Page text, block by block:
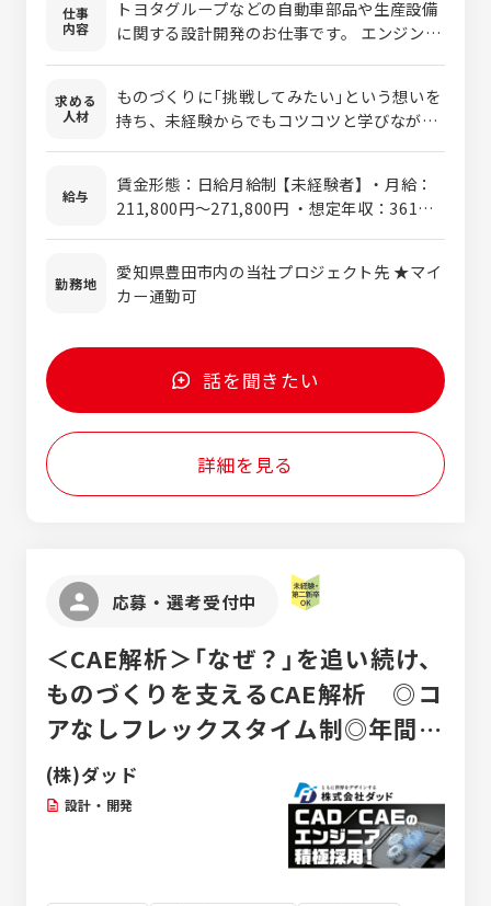
仕事
内容
トヨタグループなどの自動車部品や生産設備
に関する設計開発のお仕事です。 エンジン部
品の加工設備、ボディ溶接設備、部品組付設
備）など、幅広く自動車関連製品・設備の設
計をお任せします。 お客様との仕様打合せか
ら構想設計、詳細設計、部品分解図面の作成
までを一貫して行います。 開発の構想段階
(上流)から担当を任されていることが魅力の
「生産効率を上げたい」「新しい部品を作るた
めの設備が欲しい」といった様々な声に応
の金型設計から、工場の生産ライン全体ま
で、その規模は様々です。 ▼主な設計対象 ・
生産設備設計（エンジン部品の加工・組付設
備など） ・各種金型設計（プレス、鋳造、鍛
造） ・車両部品設計（ボデー、シートなど） ＜
仕事の流れ＞ ▼STEP1：構想を練る お客様
の要望をヒアリングし、「どんな設計にする
い、PC上で立体的なモデルを作成。使いやす
いか等を色々な角度からチェックします。
たら、工場でモノを作るための「設計図」に仕
上げます。プロジェクトの初めから終わりま
で関われるのが、この仕事の醍醐味です。
求める
人材
ものづくりに「挑戦してみたい」という想いを
持ち、未経験からでもコツコツと学びながら
る主体性と、周囲と協力して仕事を進められ
るコミュニケーション力をお持ちの方を歓迎
します。 指示を待つのではなく、一歩先を考
え、より良い成果を追い求められる方にご応
募いただきたいポジションです。
給与
賃金形態：日給月給制 【未経験者】 ・月給：
211,800円～271,800円 ・想定年収：361万
能力などを考慮の上、決定します。 ＜残業手
当＞ 有、残業時間に応じて全額支給 【経験
年収：515万円～665万円（各種手当含） ※想
定年収下限は、最終学歴が大卒で実務経験3
年の方。 ※経験・能力などを考慮の上、決定
／未経験での入社 月給：232,000円 賞
与：988,800円 年収：4,440,660円（各種手
年収：5,019,288円（各種手当含）
勤務地
愛知県豊田市内の当社プロジェクト先 ★マイ
カー通勤可
話を聞きたい
詳細を見る
応募・選考受付中
＜CAE解析＞「なぜ？」を追い続け、
ものづくりを支えるCAE解析 ◎コ
アなしフレックスタイム制◎年間休
日121日
(株)ダッド
設計・開発